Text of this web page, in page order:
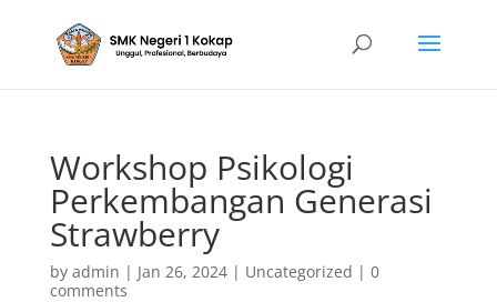
Workshop Psikologi
Perkembangan Generasi
Strawberry
by admin | Jan 26, 2024| Uncategorized | 0
comments